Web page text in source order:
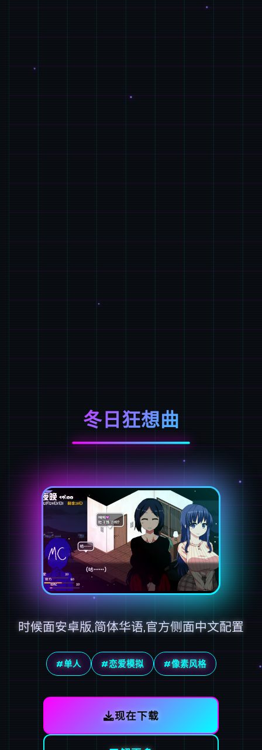
冬日狂想曲
时候面安卓版,简体华语,官方侧面中文配置
#单人 #恋爱模拟 #像素风格
现在下载